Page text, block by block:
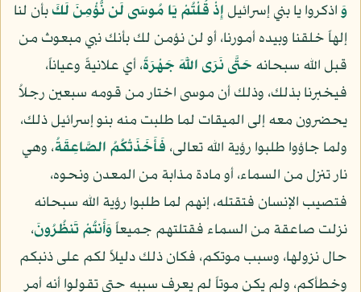
وَاذكروا يا بني إسرائيل إِذْ قُلْتُمْ يَا مُوسَى لَن نُّؤْمِنَ لَكَبأن لنا
إلهاً خلقنا وبيده أمورنا، أو لن نؤمن لك بأنك نبي مبعوث من
قبل الله سبحانه حَتَّى نَرَى اللَّهَ جَهْرَةً، أي علانيةً وعياناً،
فيخبرنا بذلك، وذلك أن موسى اختار من قومه سبعين رجلاُ
يحضرون معه إلى الميقات لما طلبت منه بنو إسرائيل ذلك،
ولما جاؤوا طلبوا رؤية الله تعالى، فَأَخَذَتْكُمُ الصَّاعِقَةُ، وهي
نار تنزل من السماء، أو مادة مذابة من المعدن ونحوه،
فتصيب الإنسان فتقتله، إنهم لما طلبوا رؤية الله سبحانه
نزلت صاعقة من السماء فقتلتهم جميعاًوَأَنتُمْ تَنظُرُونَ،
حال نزولها، وسبب موتكم، فكان ذلك دليلاً لكم على ذنبكم
وخطأكم، ولم يكن موتاً لم يعرف سببه حتى تقولوا أنه أمر